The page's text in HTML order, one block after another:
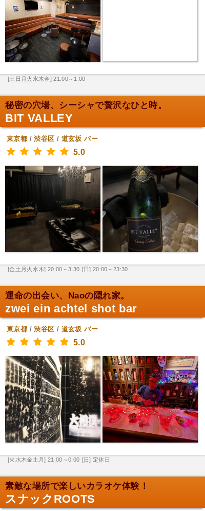
[土日月火水木金] 21:00～1:00
秘密の穴場、シーシャで贅沢なひと時。
BIT VALLEY
東京都 /渋谷区 / 道玄坂 バー
5.0
[金土月火水木] 20:00～3:30 [日] 20:00～23:30
運命の出会い、Naoの隠れ家。
zwei ein achtel shot bar
東京都 /渋谷区 / 道玄坂 バー
5.0
[火水木金土月] 21:00～0:00 [日] 定休日
素敵な場所で楽しいカラオケ体験！
スナックROOTS